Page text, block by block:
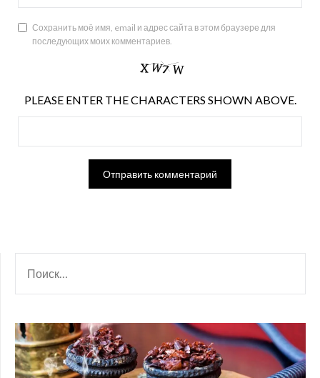
Сохранить моё имя, email и адрес сайта в этом браузере для
последующих моих комментариев.
PLEASE ENTER THE CHARACTERS SHOWN ABOVE.